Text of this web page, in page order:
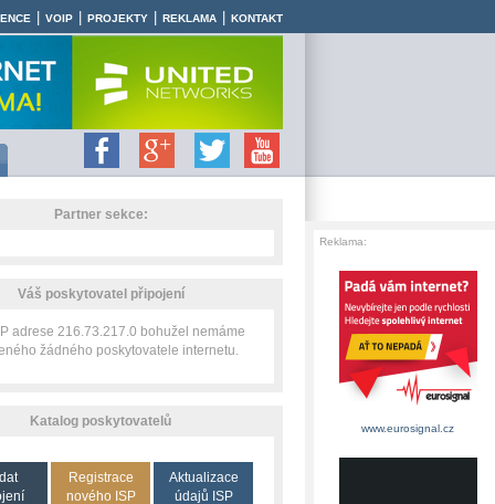
VOIP PROJEKTY REKLAMA KONTAKT
Partner sekce:
Váš poskytovatel připojení
adrese 216.73.217.0 bohužel nemáme
žádného poskytovatele internetu.
Katalog poskytovatelů
Registrace
nového ISP
Aktualizace
údajů ISP
Reklama:
www.eurosignal.cz